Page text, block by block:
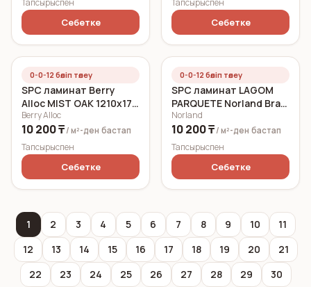
Тапсырыспен
Себетке
Тапсырыспен
Себетке
0-0-12 бөліп төлеу
SPC ламинат Berry
Alloc MIST OAK 1210x177
5 мм
Berry Alloc
10 200 ₸ / м²-ден бастап
Тапсырыспен
Себетке
0-0-12 бөліп төлеу
SPC ламинат LAGOM
PARQUETE Norland Bratt
1033-5 600x125 3,5 мм
Norland
10 200 ₸ / м²-ден бастап
Тапсырыспен
Себетке
1 2 3 4 5 6 7 8 9 10
11
12
13 14 15 16 17 18 19 20
21
22
23 24 25 26 27 28 29
30